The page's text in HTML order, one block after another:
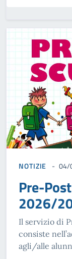
NOTIZIE 04/
Pre-
2026/
Il servizio di
consiste
agli/alle